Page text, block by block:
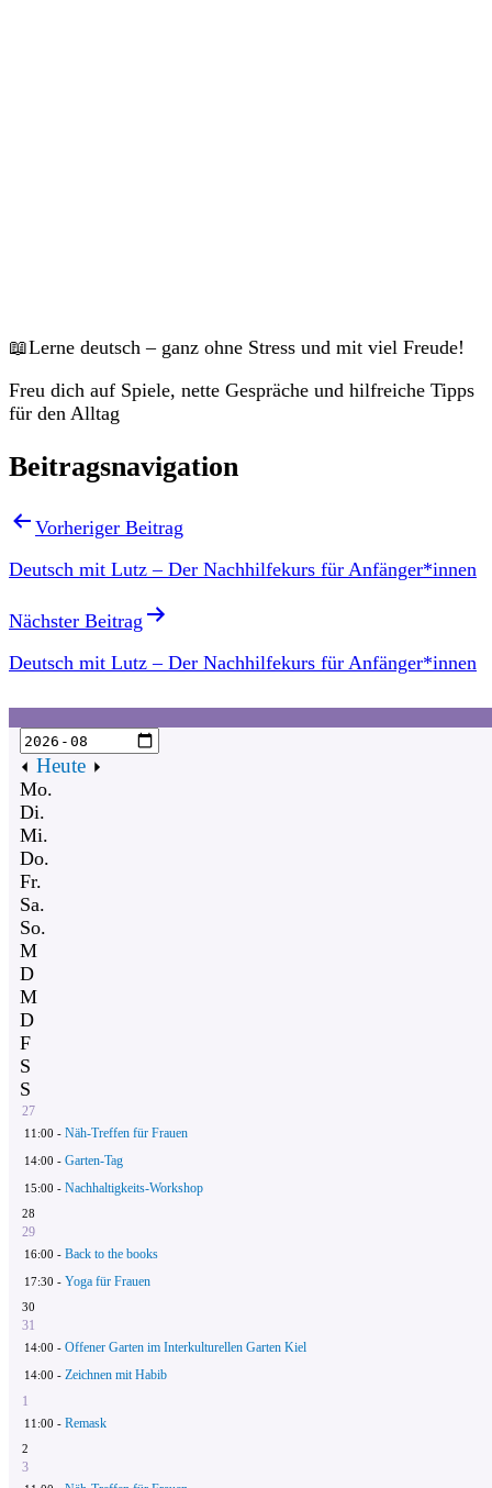
📖Lerne deutsch – ganz ohne Stress und mit viel Freude!
Freu dich auf Spiele, nette Gespräche und hilfreiche Tipps
für den Alltag
Beitragsnavigation
Vorheriger Beitrag
Deutsch mit Lutz – Der Nachhilfekurs für Anfänger*innen
Nächster Beitrag
Deutsch mit Lutz – Der Nachhilfekurs für Anfänger*innen
Heute
Mo.
Di.
Mi.
Do.
Fr.
Sa.
So.
M
D
M
D
F
S
S
27
11:00 - Näh-Treffen für Frauen
14:00 - Garten-Tag
15:00 - Nachhaltigkeits-Workshop
28
29
16:00 - Back to the books
17:30 - Yoga für Frauen
30
31
14:00 - Offener Garten im Interkulturellen Garten Kiel
14:00 - Zeichnen mit Habib
1
11:00 - Remask
2
3